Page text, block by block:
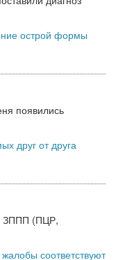
острой формы
появились
друг от друга
ЗППП (ПЦР,
соответствуют